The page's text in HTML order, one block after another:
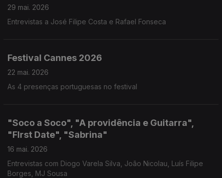
29 mai. 2026
Entrevistas a José Filipe Costa e Rafael Fonseca
Festival Cannes 2026
22 mai. 2026
As 4 presenças portuguesas no festival
"Soco a Soco", "A providência e Guitarra",
"FIrst Date", "Sabrina"
16 mai. 2026
Entrevistas com Diogo Varela Silva, João Nicolau, Luís Filipe
Borges, MJ Sousa